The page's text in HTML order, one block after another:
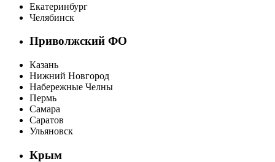
Екатеринбург
Челябинск
Приволжский ФО
Казань
Нижний Новгород
Набережные Челны
Пермь
Самара
Саратов
Ульяновск
Крым